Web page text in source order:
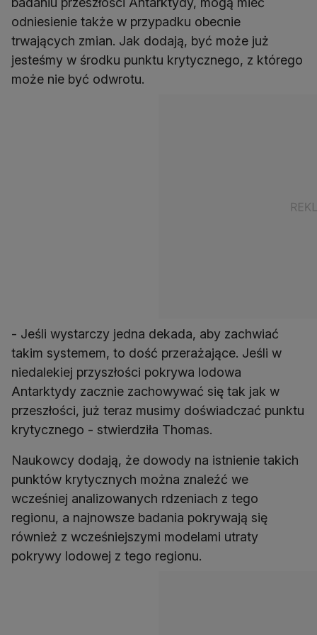
odniesienie także w przypadku obecnie
trwających zmian. Jak dodają, być może już
jesteśmy w środku punktu krytycznego, z którego
- Jeśli wystarczy jedna dekada, aby zachwiać
takim systemem, to dość przerażające. Jeśli w
niedalekiej przyszłości pokrywa lodowa
Antarktydy zacznie zachowywać się tak jak w
przeszłości, już teraz musimy doświadczać punktu
Naukowcy dodają, że dowody na istnienie takich
punktów krytycznych można znaleźć we
wcześniej analizowanych rdzeniach z tego
regionu, a najnowsze badania pokrywają się
również z wcześniejszymi modelami utraty